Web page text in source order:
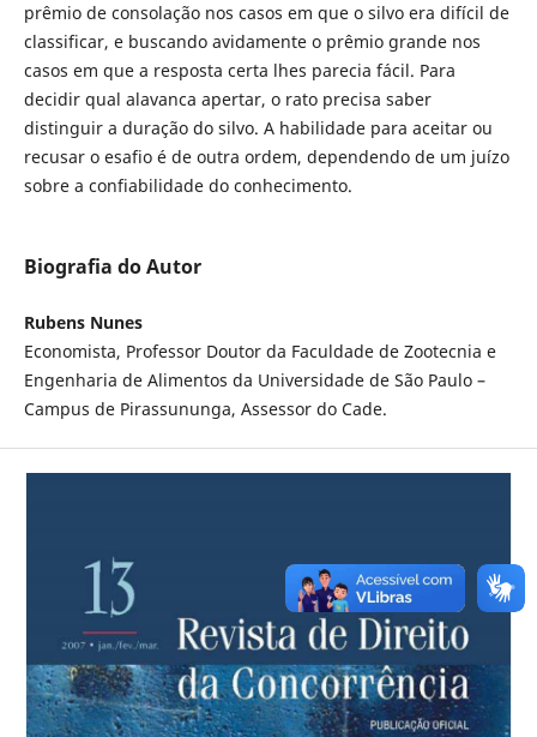
prêmio de consolação nos casos em que o silvo era difícil de
classificar, e buscando avidamente o prêmio grande nos
casos em que a resposta certa lhes parecia fácil. Para
decidir qual alavanca apertar, o rato precisa saber
distinguir a duração do silvo. A habilidade para aceitar ou
recusar o esafio é de outra ordem, dependendo de um juízo
sobre a confiabilidade do conhecimento.
Biografia do Autor
Rubens Nunes
Economista, Professor Doutor da Faculdade de Zootecnia e
Engenharia de Alimentos da Universidade de São Paulo –
Campus de Pirassununga, Assessor do Cade.